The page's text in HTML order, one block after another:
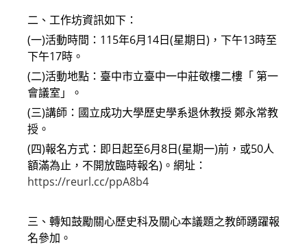
二、工作坊資訊如下：
(一)活動時間：115年6月14日(星期日)，下午13時至
下午17時。
(二)活動地點：臺中市立臺中一中莊敬樓二樓「 第一
會議室」。
(三)講師：國立成功大學歷史學系退休教授 鄭永常教
授。
(四)報名方式：即日起至6月8日(星期一)前，或50人
額滿為止，不開放臨時報名)。網址：
https://reurl.cc/ppA8b4
三、轉知鼓勵關心歷史科及關心本議題之教師踴躍報
名參加。